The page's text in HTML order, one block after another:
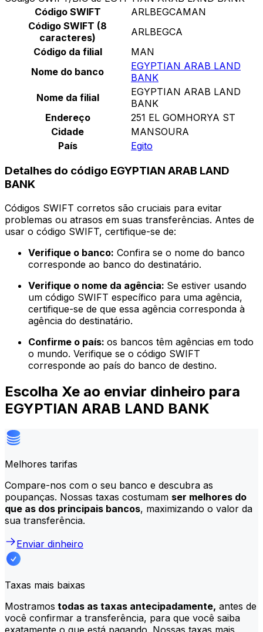
Código SWIFT
ARLBEGCAMAN
Código SWIFT (8
caracteres)
ARLBEGCA
Código da filial
MAN
Nome do banco
EGYPTIAN ARAB LAND
BANK
Nome da filial
EGYPTIAN ARAB LAND
BANK
Endereço
251 EL GOMHORYA ST
Cidade
MANSOURA
País
Egito
Detalhes do código EGYPTIAN ARAB LAND
BANK
Códigos SWIFT corretos são cruciais para evitar
problemas ou atrasos em suas transferências. Antes de
usar o código SWIFT, certifique-se de:
Verifique o banco: Confira se o nome do banco
corresponde ao banco do destinatário.
Verifique o nome da agência: Se estiver usando
um código SWIFT específico para uma agência,
certifique-se de que essa agência corresponda à
agência do destinatário.
Confirme o país: os bancos têm agências em todo
o mundo. Verifique se o código SWIFT
corresponde ao país do banco de destino.
Escolha Xe ao enviar dinheiro para
EGYPTIAN ARAB LAND BANK
Melhores tarifas
Compare-nos com o seu banco e descubra as
poupanças. Nossas taxas costumam ser melhores do
que as dos principais bancos, maximizando o valor da
sua transferência.
Enviar dinheiro
Taxas mais baixas
Mostramos todas as taxas antecipadamente, antes de
você confirmar a transferência, para que você saiba
exatamente o que está pagando. Nossas taxas mais